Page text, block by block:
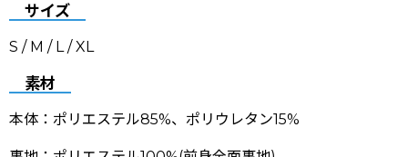
サイズ
S / M / L / XL
素材
本体：ポリエステル85%、ポリウレタン15%